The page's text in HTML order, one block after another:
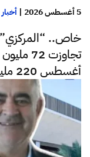
5 أغسطس 2026 | أخبار
خاص..
تجاوزت
أغسطس 220 مليون دولار